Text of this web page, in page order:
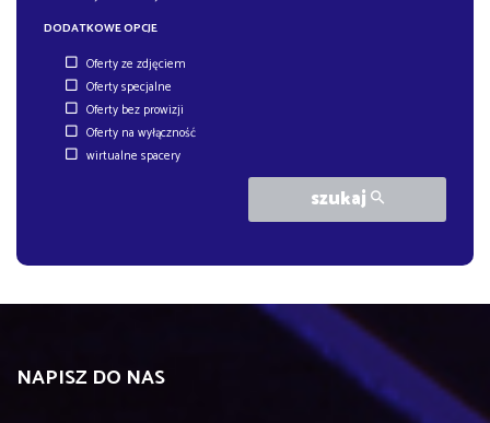
DODATKOWE OPCJE
Oferty ze zdjęciem
Oferty specjalne
Oferty bez prowizji
Oferty na wyłączność
wirtualne spacery
szukaj
NAPISZ DO NAS